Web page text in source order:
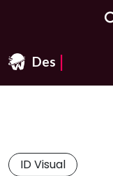
Design
ID Visual